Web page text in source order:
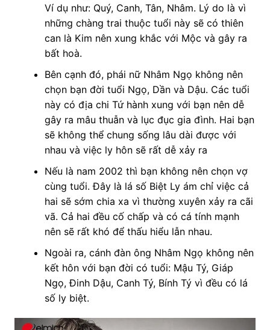
Ví dụ như: Quý, Canh, Tân, Nhâm. Lý do là vì
những chàng trai thuộc tuổi này sẽ có thiên
can là Kim nên xung khắc với Mộc và gây ra
bất hoà.
Bên cạnh đó, phái nữ Nhâm Ngọ không nên
chọn bạn đời tuổi Ngọ, Dần và Dậu. Các tuổi
này có địa chi Tứ hành xung với bạn nên dễ
gây ra mâu thuẫn và lục đục gia đình. Hai bạn
sẽ không thể chung sống lâu dài được với
nhau và việc ly hôn sẽ rất dễ xảy ra
Nếu là nam 2002 thì bạn không nên chọn vợ
cùng tuổi. Đây là lá số Biệt Ly ám chỉ việc cả
hai sẽ sớm chia xa vì thường xuyên xảy ra cãi
vã. Cả hai đều cố chấp và có cá tính mạnh
nên sẽ rất khó để thấu hiểu lẫn nhau.
Ngoài ra, cánh đàn ông Nhâm Ngọ không nên
kết hôn với bạn đời có tuổi: Mậu Tý, Giáp
Ngọ, Đinh Dậu, Canh Tý, Bính Tý vì đều có lá
số ly biệt.